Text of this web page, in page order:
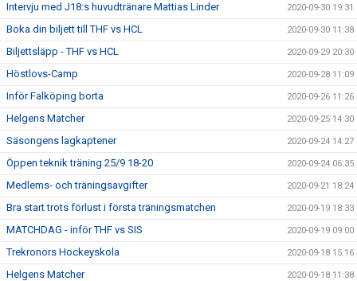
Intervju med J18:s huvudtränare Mattias Linder 2020-09-30 19:31
Boka din biljett till THF vs HCL 2020-09-30 11:38
Biljettsläpp - THF vs HCL 2020-09-29 20:30
Höstlovs-Camp 2020-09-28 11:09
Inför Falköping borta 2020-09-26 11:26
Helgens Matcher 2020-09-25 14:30
Säsongens lagkaptener 2020-09-24 14:27
Öppen teknik träning 25/9 18-20 2020-09-24 06:35
Medlems- och träningsavgifter 2020-09-21 18:24
Bra start trots förlust i första träningsmatchen 2020-09-19 18:33
MATCHDAG - inför THF vs SIS 2020-09-19 09:00
Trekronors Hockeyskola 2020-09-18 15:16
Helgens Matcher 2020-09-18 11:38